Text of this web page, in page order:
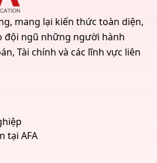
mang lại kiến thức toàn diện,
đội ngũ những người hành
Tài chính và các lĩnh vực liên
tại AFA